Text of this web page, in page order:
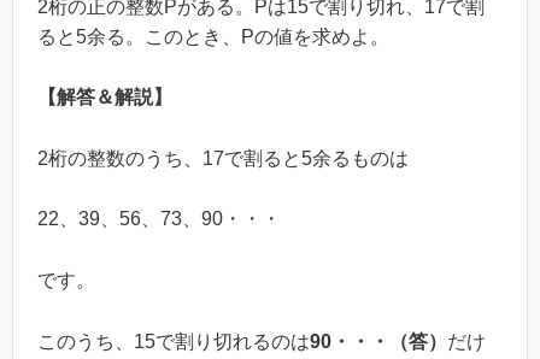
2桁の正の整数Pがある。Pは15で割り切れ、17で割
ると5余る。このとき、Pの値を求めよ。
【解答＆解説】
2桁の整数のうち、17で割ると5余るものは
22、39、56、73、90・・・
です。
このうち、15で割り切れるのは90・・・（答） だけ